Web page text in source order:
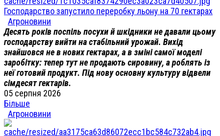
Господарство запустило переробку льону на 70 гектарах
Агроновини
Десять років поспіль посухи й шкідники не давали цьому
господарству вийти на стабільний урожай. Вихід
знайшовся не в нових гектарах, а в зміні самої моделі
заробітку: тепер тут не продають сировину, а роблять із
неї готовий продукт. Під нову основну культуру відвели
сімдесят гектарів.
05 серпня 2026
Більше
Агроновини